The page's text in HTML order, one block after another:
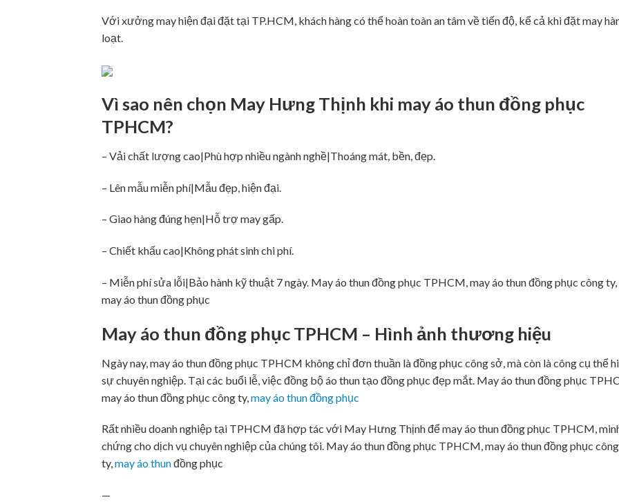
Với xưởng may hiện đại đặt tại TP.HCM, khách hàng có thể hoàn toàn an tâm về tiến độ, kể cả khi đặt may
loạt.
Vì sao nên chọn May Hưng Thịnh khi may áo thun đồng phục
TPHCM?
– Vải chất lượng cao|Phù hợp nhiều ngành nghề|Thoáng mát, bền, đẹp.
– Lên mẫu miễn phí|Mẫu đẹp, hiện đại.
– Giao hàng đúng hẹn|Hỗ trợ may gấp.
– Chiết khấu cao|Không phát sinh chi phí.
– Miễn phí sửa lỗi|Bảo hành kỹ thuật 7 ngày. May áo thun đồng phục TPHCM, may áo thun đồng phục công ty,
may áo thun đồng phục
May áo thun đồng phục TPHCM – Hình ảnh thương hiệu
Ngày nay, may áo thun đồng phục TPHCM không chỉ đơn thuần là đồng phục công sở, mà còn là công cụ thể
sự chuyên nghiệp. Tại các buổi lễ, việc đồng bộ áo thun tạo đồng phục đẹp mắt. May áo thun đồng phục
may áo thun đồng phục công ty, may áo thun đồng phục
Rất nhiều doanh nghiệp tại TPHCM đã hợp tác với May Hưng Thịnh để may áo thun đồng phục TPHCM,
chứng cho dịch vụ chuyên nghiệp của chúng tôi. May áo thun đồng phục TPHCM, may áo thun đồng phục công
ty,may áo thunđồng phục
—